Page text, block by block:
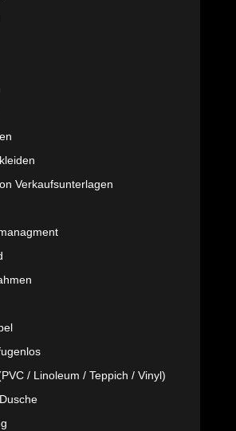
Verkaufsunterlagen
/ Linoleum / Teppich / Vinyl)